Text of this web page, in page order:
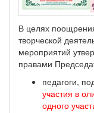
В целях
творческой
мероприятий
правами
педагоги,
участия в
одного